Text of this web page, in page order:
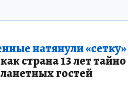
натянули «сетку»
страна 13 лет
гостей